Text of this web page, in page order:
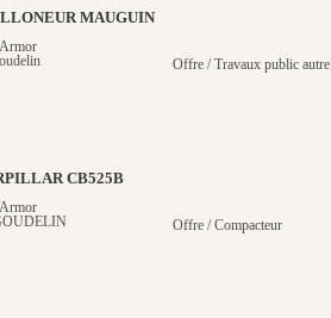
MAUGUIN
Offre / Travaux public autre
CB525B
Offre / Compacteur